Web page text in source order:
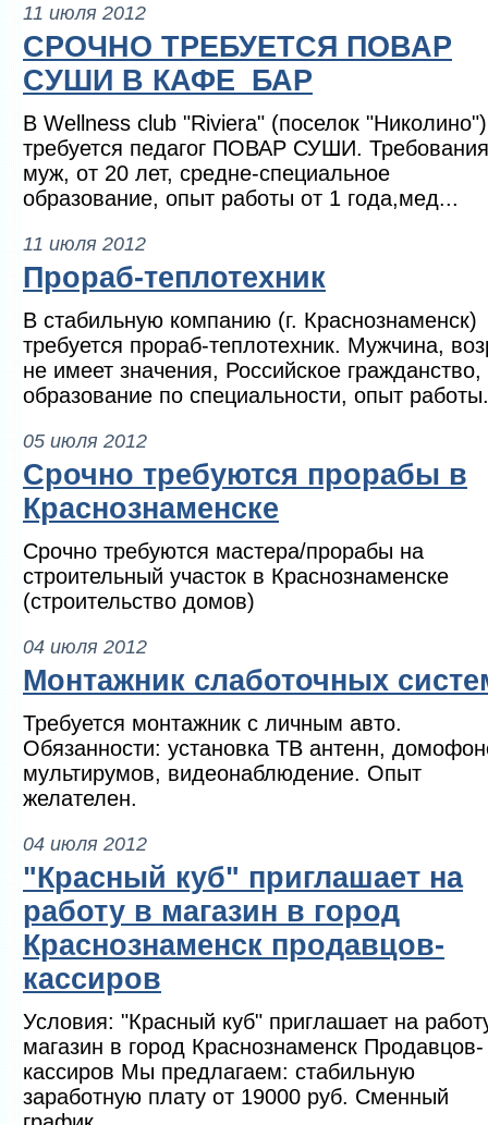
11 июля 2012
СРОЧНО ТРЕБУЕТСЯ ПОВАР
СУШИ В КАФЕ_БАР
В Wellness club "Riviera" (поселок "Николино")
требуется педагог ПОВАР СУШИ.
муж, от 20 лет, средне-специальное
образование, опыт работы от 1 года,мед...
11 июля 2012
Прораб-теплотехник
В стабильную компанию (г. Краснознаменск)
требуется прораб-теплотехник. Мужчина,
не имеет значения, Российское гражданство,
образование по специальности, опыт
05 июля 2012
Срочно требуются прорабы в
Краснознаменске
Срочно требуются мастера/прорабы на
строительный участок в Краснознаменске
(строительство домов)
04 июля 2012
Монтажник слаботочных
Требуется монтажник с личным авто.
Обязанности: установка ТВ антенн,
мультирумов, видеонаблюдение. Опыт
желателен.
04 июля 2012
"Красный куб" приглашает на
работу в магазин в город
Краснознаменск продавцов-
кассиров
Условия: "Красный куб" приглашает на
магазин в город Краснознаменск Продавцов-
кассиров Мы предлагаем: стабильную
заработную плату от 19000 руб. Сменный